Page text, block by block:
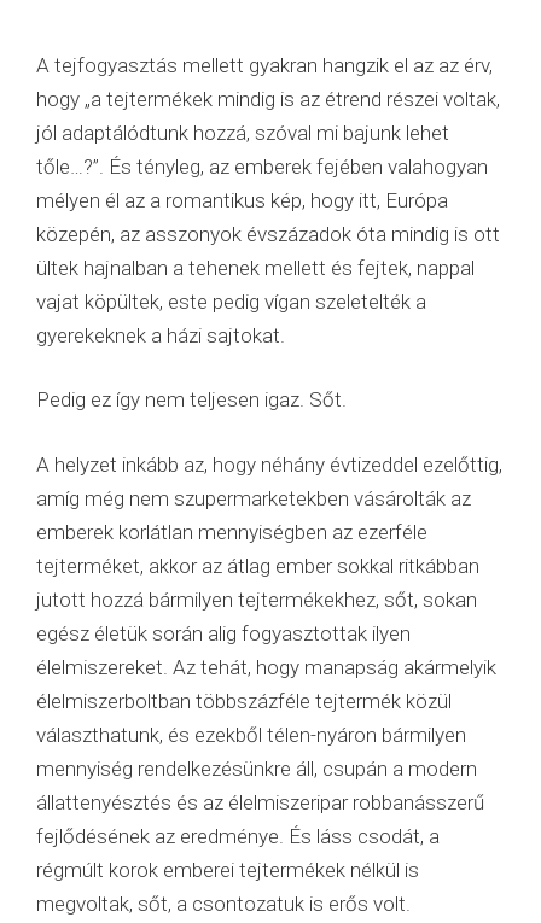
A tejfogyasztás mellett gyakran hangzik el az az érv,
hogy „a tejtermékek mindig is az étrend részei voltak,
jól adaptálódtunk hozzá, szóval mi bajunk lehet
tőle…?”. És tényleg, az emberek fejében valahogyan
mélyen él az a romantikus kép, hogy itt, Európa
közepén, az asszonyok évszázadok óta mindig is ott
ültek hajnalban a tehenek mellett és fejtek, nappal
vajat köpültek, este pedig vígan szeletelték a
gyerekeknek a házi sajtokat.
Pedig ez így nem teljesen igaz. Sőt.
A helyzet inkább az, hogy néhány évtizeddel ezelőttig,
amíg még nem szupermarketekben vásárolták az
emberek korlátlan mennyiségben az ezerféle
tejterméket, akkor az átlag ember sokkal ritkábban
jutott hozzá bármilyen tejtermékekhez, sőt, sokan
egész életük során alig fogyasztottak ilyen
élelmiszereket. Az tehát, hogy manapság akármelyik
élelmiszerboltban többszázféle tejtermék közül
választhatunk, és ezekből télen-nyáron bármilyen
mennyiség rendelkezésünkre áll, csupán a modern
állattenyésztés és az élelmiszeripar robbanásszerű
fejlődésének az eredménye. És láss csodát, a
régmúlt korok emberei tejtermékek nélkül is
megvoltak, sőt, a csontozatuk is erős volt.